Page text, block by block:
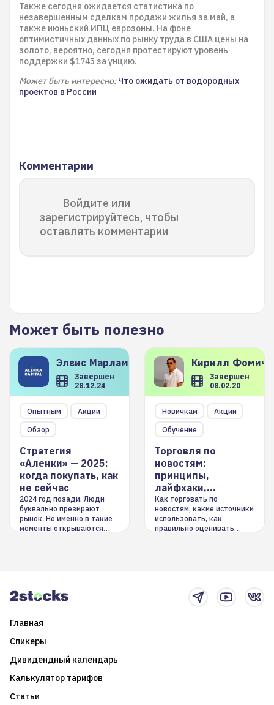
Также сегодня ожидается статистика по
незавершенным сделкам продажи жилья за май, а
также июньский ИПЦ еврозоны. На фоне
оптимистичных данных по рынку труда в США цены на
золото, вероятно, сегодня протестируют уровень
поддержки $1745 за унцию.
Может быть интересно: Что ожидать от водородных
проектов в России
Комментарии
Войдите или
зарегистрируйтесь, чтобы
оставлять комментарии
Может быть полезно
Элвис Марламов
Завершен
28.12.24
Опытным
Акции
Обзор
Стратегия
«Аленки» — 2025:
когда покупать, как
не сейчас
2024 год позади. Люди
буквально презирают
рынок. Но именно в такие
моменты открываются
Кирилл
Завершен
08.02.20
Новичкам
Акции
Обучение
Торговля по
новостям:
принципы,
лайфхаки,
инструменты
Как торговать по
новостям, какие источники
использовать, как
правильно оценивать
Главная
Спикеры
Дивидендный календарь
Калькулятор тарифов
Статьи